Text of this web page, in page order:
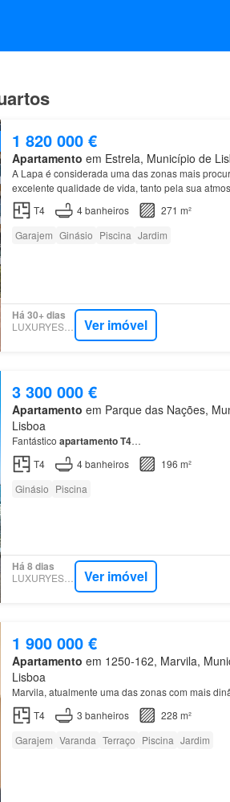
1 820 000 €
Apartamento em Estrela, Município de
A Lapa é considerada uma das zonas mais
excelente qualidade de vida, tanto pela sua
apartamento , com cerca de 270 m2, está
T4 4banheiros
271 m²
Garajem Ginásio Piscina Jardim
Há 30+ dias
LUXURYESTATE Ver imóvel
3 300 000 €
Apartamento em Parque das Nações,
Lisboa
Fantástico apartamentoT4…
T4
4banheiros
196 m²
Ginásio Piscina
Há 8 dias
LUXURYESTATE Ver imóvel
1 900 000 €
Apartamento em 1250-162, Marvila,
Lisboa
Marvila, atualmente uma das zonas com mais
T4 3 banheiros
228 m²
Garajem Varanda Terraço Piscina Jardim